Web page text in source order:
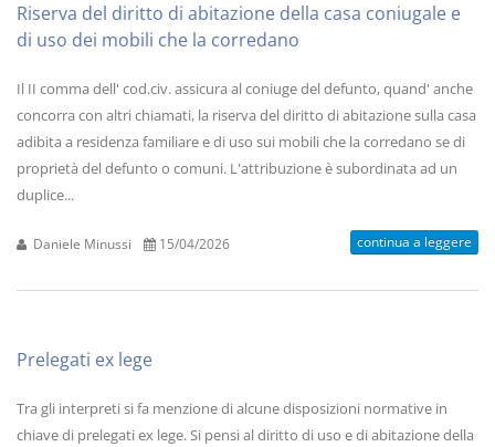
Riserva del diritto di abitazione della casa coniugale e
di uso dei mobili che la corredano
Il II comma dell' cod.civ. assicura al coniuge del defunto, quand' anche
concorra con altri chiamati, la riserva del diritto di abitazione sulla casa
adibita a residenza familiare e di uso sui mobili che la corredano se di
proprietà del defunto o comuni. L'attribuzione è subordinata ad un
duplice...
Daniele Minussi 15/04/2026 continua a leggere
Prelegati ex lege
Tra gli interpreti si fa menzione di alcune disposizioni normative in
chiave di prelegati ex lege. Si pensi al diritto di uso e di abitazione della